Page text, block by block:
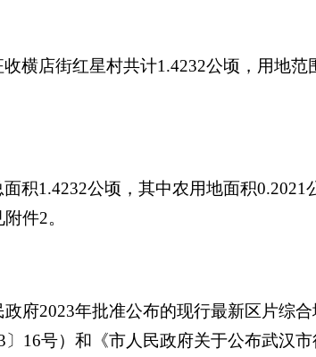
收横店街红星村共计1.4232公顷，用地范
面积1.4232公顷，其中农用地面积0.2021
附件2。
政府2023年批准公布的现行最新区片综合
〕 16号）和《市人民政府关于公布武汉市